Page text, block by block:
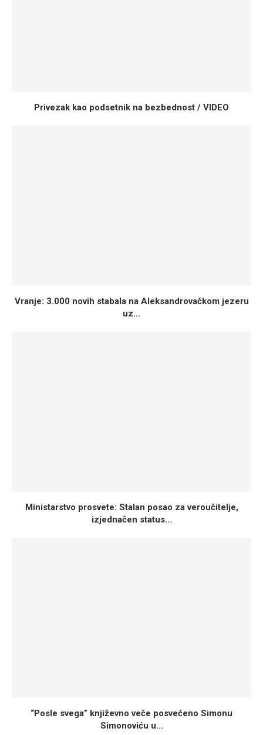
Privezak kao podsetnik na bezbednost / VIDEO
Vranje: 3.000 novih stabala na Aleksandrovačkom jezeru
uz...
Ministarstvo prosvete: Stalan posao za veroučitelje,
izjednačen status...
“Posle svega” književno veče posvećeno Simonu
Simonoviću u...